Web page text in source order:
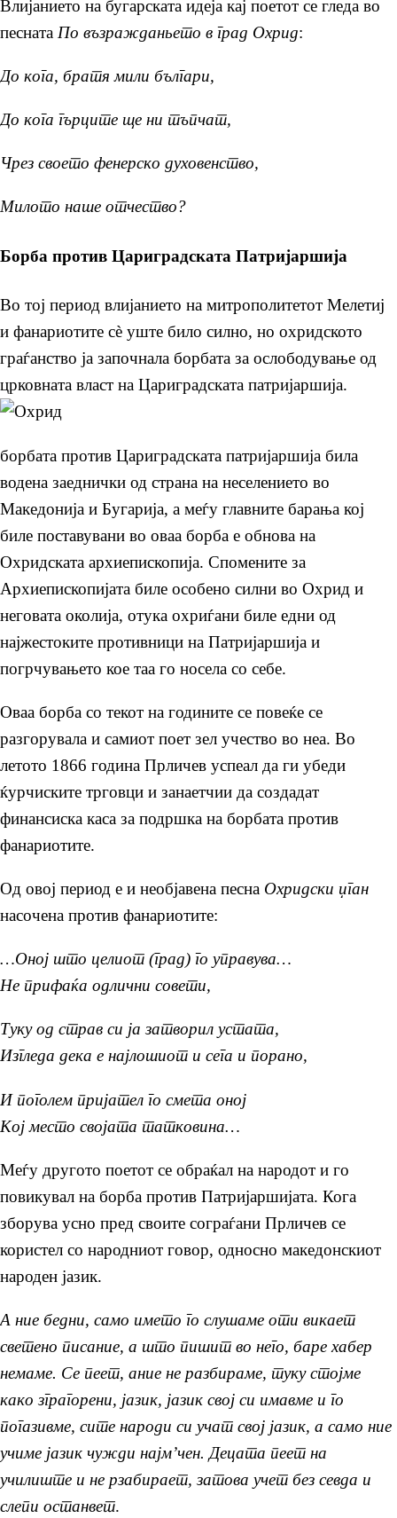
Влијанието на бугарската идеја кај поетот се гледа во
песната По възражданьето в град Охрид:
До кога, братя мили българи,
До кога гърците ще ни тъпчат,
Чрез своето фенерско духовенство,
Милото наше отчество?
Борба против Цариградската Патријаршија
Во тој период влијанието на митрополитетот Мелетиј
и фанариотите сѐ уште било силно, но охридското
граѓанство ја започнала борбата за ослободување од
црковната власт на Цариградската патријаршија.
борбата против Цариградската патријаршија била
водена заеднички од страна на неселението во
Македонија и Бугарија, а меѓу главните барања кој
биле поставувани во оваа борба е обнова на
Охридската архиепископија. Спомените за
Архиепископијата биле особено силни во Охрид и
неговата околија, отука охриѓани биле едни од
најжестоките противници на Патријаршија и
погрчувањето кое таа го носела со себе.
Оваа борба со текот на годините се повеќе се
разгорувала и самиот поет зел учество во неа. Во
летото 1866 година Прличев успеал да ги убеди
ќурчиските трговци и занаетчии да создадат
финансиска каса за подршка на борбата против
фанариотите.
Од овој период е и необјавена песна Охридски џган
насочена против фанариотите:
…Оној што целиот (град) го управува…
Не прифаќа одлични совети,
Tуку од страв си ја затворил устата,
Изгледа дека е најлошиот и сега и порано,
И поголем пријател го смета оној
Кој место својата татковина…
Меѓу другото поетот се обраќал на народот и го
повикувал на борба против Патријаршијата. Кога
зборува усно пред своите сограѓани Прличев се
користел со народниот говор, односно македонскиот
народен јазик.
А ние бедни, само името го слушаме оти викает
светено писание, а што пишит во него, баре хабер
немаме. Се пеет, ание не разбираме, туку стојме
како зграгорени, јазик, јазик свој си имавме и го
погазивме, сите народи си учат свој јазик, а само ние
учиме јазик чужди најм’чен. Децата пеет на
училиште и не рзабирает, затова учет без севда и
слепи останвет.